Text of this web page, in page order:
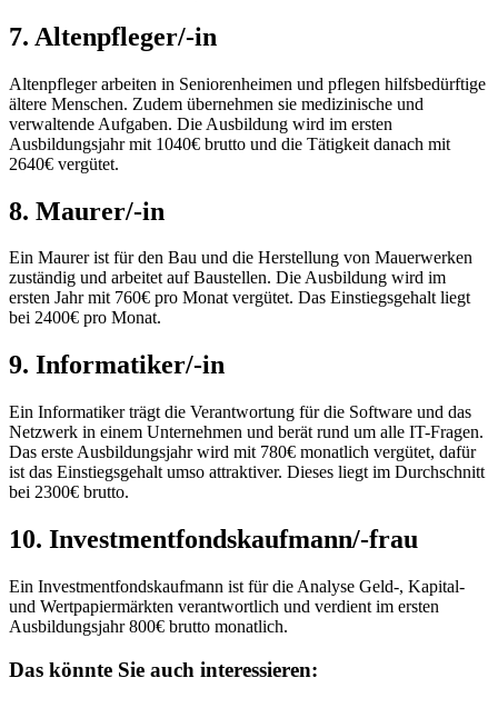
7. Altenpfleger/-in
Altenpfleger arbeiten in Seniorenheimen und pflegen hilfsbedürftige
ältere Menschen. Zudem übernehmen sie medizinische und
verwaltende Aufgaben. Die Ausbildung wird im ersten
Ausbildungsjahr mit 1040€ brutto und die Tätigkeit danach mit
2640€ vergütet.
8. Maurer/-in
Ein Maurer ist für den Bau und die Herstellung von Mauerwerken
zuständig und arbeitet auf Baustellen. Die Ausbildung wird im
ersten Jahr mit 760€ pro Monat vergütet. Das Einstiegsgehalt liegt
bei 2400€ pro Monat.
9. Informatiker/-in
Ein Informatiker trägt die Verantwortung für die Software und das
Netzwerk in einem Unternehmen und berät rund um alle IT-Fragen.
Das erste Ausbildungsjahr wird mit 780€ monatlich vergütet, dafür
ist das Einstiegsgehalt umso attraktiver. Dieses liegt im Durchschnitt
bei 2300€ brutto.
10. Investmentfondskaufmann/-frau
Ein Investmentfondskaufmann ist für die Analyse Geld-, Kapital-
und Wertpapiermärkten verantwortlich und verdient im ersten
Ausbildungsjahr 800€ brutto monatlich.
Das könnte Sie auch interessieren: